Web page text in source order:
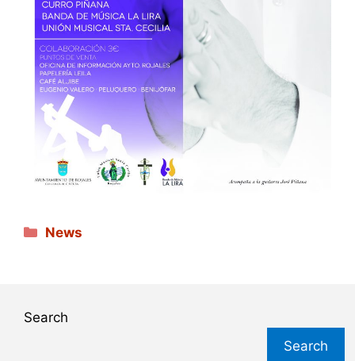
Categories
News
Search
Search